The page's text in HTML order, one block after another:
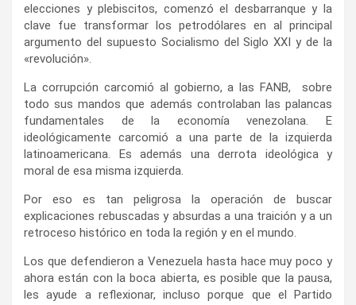
elecciones y plebiscitos, comenzó el desbarranque y la
clave fue transformar los petrodólares en al principal
argumento del supuesto Socialismo del Siglo XXI y de la
«revolución».
La corrupción carcomió al gobierno, a las FANB, sobre
todo sus mandos que además controlaban las palancas
fundamentales de la economía venezolana. E
ideológicamente carcomió a una parte de la izquierda
latinoamericana. Es además una derrota ideológica y
moral de esa misma izquierda.
Por eso es tan peligrosa la operación de buscar
explicaciones rebuscadas y absurdas a una traición y a un
retroceso histórico en toda la región y en el mundo.
Los que defendieron a Venezuela hasta hace muy poco y
ahora están con la boca abierta, es posible que la pausa,
les ayude a reflexionar, incluso porque que el Partido